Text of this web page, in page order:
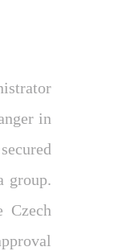
in
group.
Czech